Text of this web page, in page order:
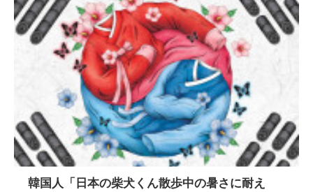
韓国人「日本の柴犬くん散歩中の暑さに耐え